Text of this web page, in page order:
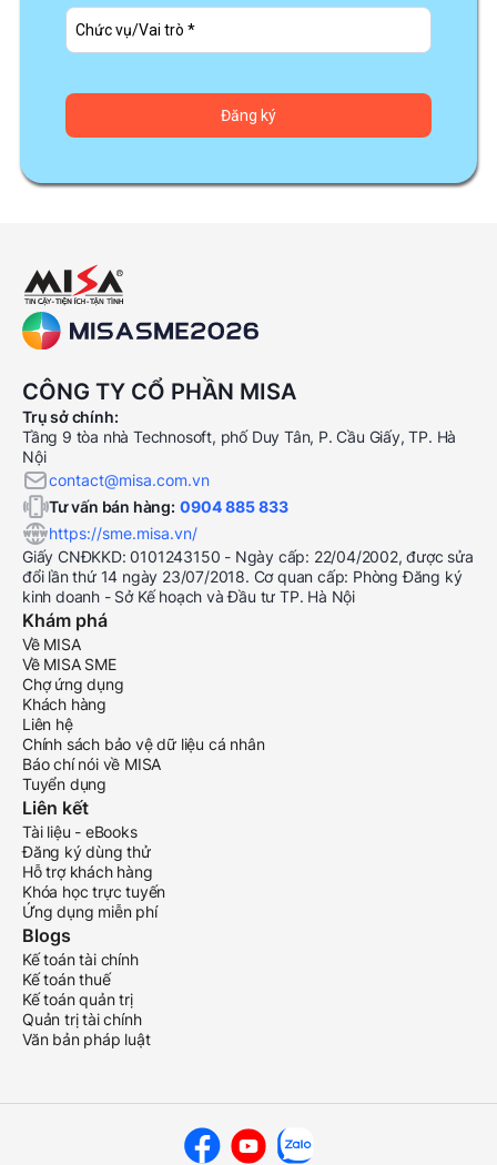
CÔNG TY CỔ PHẦN MISA
Trụ sở chính:
Tầng 9 tòa nhà Technosoft, phố Duy Tân, P. Cầu Giấy, TP. Hà
Nội
contact@misa.com.vn
Tư vấn bán hàng: 0904 885 833
https://sme.misa.vn/
Giấy CNĐKKD: 0101243150 - Ngày cấp: 22/04/2002, được sửa
đổi lần thứ 14 ngày 23/07/2018. Cơ quan cấp: Phòng Đăng ký
kinh doanh - Sở Kế hoạch và Đầu tư TP. Hà Nội
Khám phá
Về MISA
Về MISA SME
Chợ ứng dụng
Khách hàng
Liên hệ
Chính sách bảo vệ dữ liệu cá nhân
Báo chí nói về MISA
Tuyển dụng
Liên kết
Tài liệu - eBooks
Đăng ký dùng thử
Hỗ trợ khách hàng
Khóa học trực tuyến
Ứng dụng miễn phí
Blogs
Kế toán tài chính
Kế toán thuế
Kế toán quản trị
Quản trị tài chính
Văn bản pháp luật